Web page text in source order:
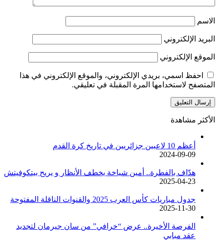
الاسم
البريد الإلكتروني
الموقع الإلكتروني
احفظ اسمي، بريدي الإلكتروني، والموقع الإلكتروني في هذا
المتصفح لاستخدامها المرة المقبلة في تعليقي.
الأكثر مشاهدة
أعظم 10 لاعبين جزائريين في تاريخ كرة القدم
2024-09-09
هدّاف بالفطرة.. أمين شياخة يخطف الأنظار و يريح بيتكوفيتش
2025-04-23
جدول مباريات كأس العرب 2025 والقنوات الناقلة المفتوحة
2025-11-30
الفرصة الأخيرة.. عرض “خرافي” من سان جيرمان لتجديد
عقد مبابي